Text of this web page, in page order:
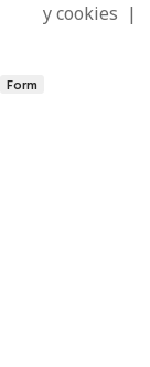
y cookies |
Form